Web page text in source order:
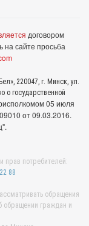
договором
на сайте просьба
220047, г. Минск, ул.
о государственной
05 июля
от 09.03.2016.
прав потребителей:
88
обращения
обращении граждан и